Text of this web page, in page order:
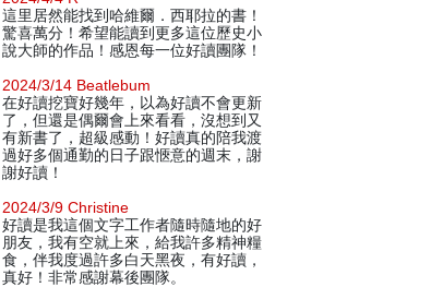
這里居然能找到哈維爾．西耶拉的書！
驚喜萬分！希望能讀到更多這位歷史小
說大師的作品！感恩每一位好讀團隊！
2024/3/14 Beatlebum
在好讀挖寶好幾年，以為好讀不會更新
了，但還是偶爾會上來看看，沒想到又
有新書了，超級感動！好讀真的陪我渡
過好多個通勤的日子跟愜意的週末，謝
謝好讀！
2024/3/9 Christine
好讀是我這個文字工作者隨時隨地的好
朋友，我有空就上來，給我許多精神糧
食，伴我度過許多白天黑夜，有好讀，
真好！非常感謝幕後團隊。